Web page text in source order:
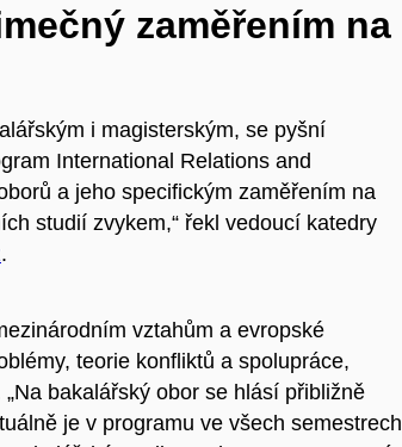
zaměřením na
i magisterským, se pyšní
International Relations and
a jeho specifickým zaměřením na
studií zvykem,“ řekl vedoucí katedry
.
vztahům a evropské
teorie konfliktů a spolupráce,
bakalářský obor se hlásí přibližně
je v programu ve všech semestrech